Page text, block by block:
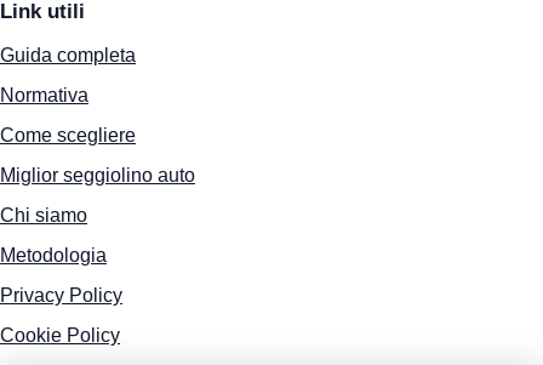
Link utili
Guida completa
Normativa
Come scegliere
Miglior seggiolino auto
Chi siamo
Metodologia
Privacy Policy
Cookie Policy